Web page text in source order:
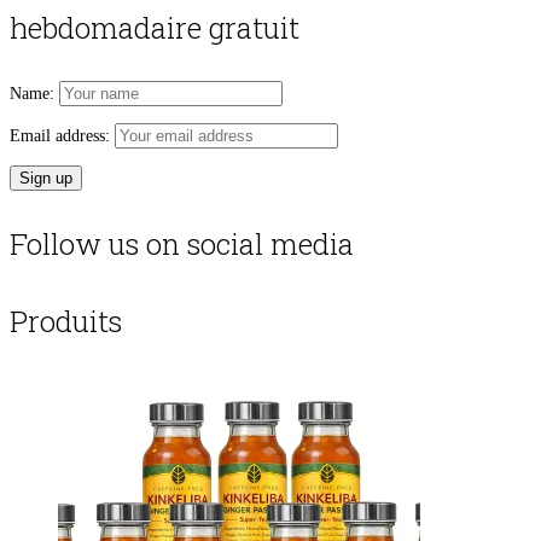
hebdomadaire gratuit
Name:
Email address:
Follow us on social media
Produits